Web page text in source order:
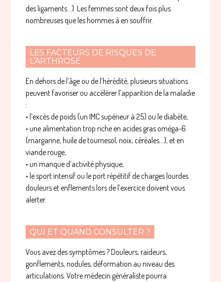
des ligaments…). Les femmes sont deux fois plus
nombreuses que les hommes à en souffrir.
LES FACTEURS DE RISQUES DE
L’ARTHROSE
En dehors de l’âge ou de l’hérédité, plusieurs situations
peuvent favoriser ou accélérer l’apparition de la maladie
:
• l’excès de poids (un IMC supérieur à 25) ou le diabète,
• une alimentation trop riche en acides gras oméga-6
(margarine, huile de tournesol, noix, céréales…), et en
viande rouge,
• un manque d’activité physique,
• le sport intensif ou le port répétitif de charges lourdes :
douleurs et enflements lors de l’exercice doivent vous
alerter.
QUI ET QUAND CONSULTER ?
Vous avez des symptômes ? Douleurs, raideurs,
gonflements, nodules, déformation au niveau des
articulations. Votre médecin généraliste pourra